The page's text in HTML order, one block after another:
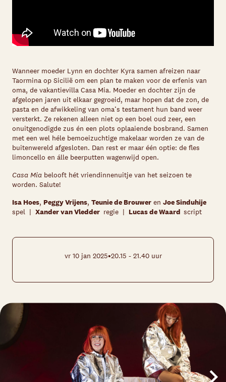
Wanneer moeder Lynn en dochter Kyra samen afreizen naar
Taormina op Sicilië om een plan te maken voor de erfenis van
oma, de vakantievilla Casa Mia. Moeder en dochter zijn de
afgelopen jaren uit elkaar gegroeid, maar hopen dat de zon, de
pasta en de afwikkeling van oma’s testament hun band weer
versterkt. Ze rekenen alleen niet op een boel oud zeer, een
onuitgenodigde zus én een plots oplaaiende bosbrand. Samen
met een wel héle bemoeizuchtige makelaar worden ze van de
buitenwereld afgesloten. Dan rest er maar één optie: de fles
limoncello en álle beerputten wagenwijd open.
Casa Mia belooft hét vriendinnenuitje van het seizoen te
worden. Salute!
Isa Hoes, Peggy Vrijens, Teunie de Brouwer en Joe Sinduhije
spel | Xander van Vledder regie | Lucas de Waard script
vr 10 jan 2025•20.15 - 21.40 uur